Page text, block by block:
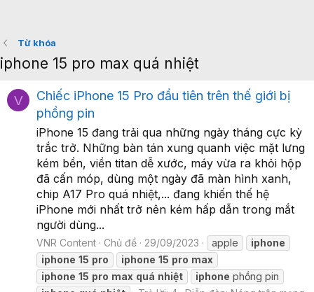
Từ khóa
iphone 15 pro max quá nhiệt
V
Chiếc iPhone 15 Pro đầu tiên trên thế giới bị
phồng pin
iPhone 15 đang trải qua những ngày tháng cực kỳ
trắc trở. Những bàn tán xung quanh việc mặt lưng
kém bền, viền titan dễ xước, máy vừa ra khỏi hộp
đã cấn móp, dùng một ngày đã màn hình xanh,
chip A17 Pro quá nhiệt,... đang khiến thế hệ
iPhone mới nhất trở nên kém hấp dẫn trong mắt
người dùng...
VNR Content Chủ đề 29/09/2023 apple
iphone
iphone 15 pro iphone 15 pro max
iphone 15 pro max quá nhiệt iphone phồng pin